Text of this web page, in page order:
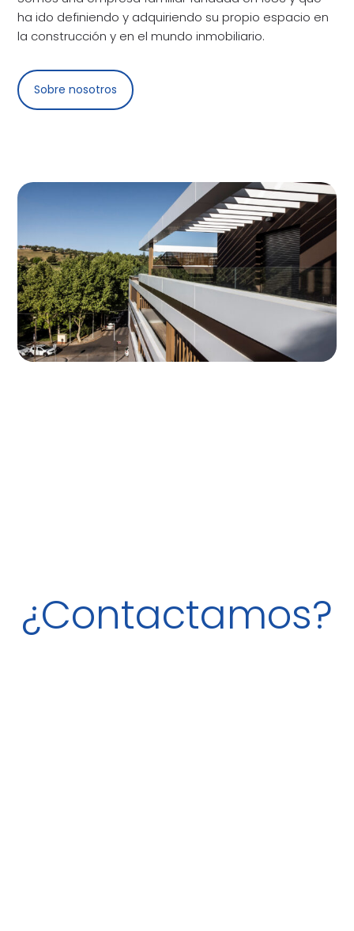
ha ido definiendo y adquiriendo su propio espacio en
la construcción y en el mundo inmobiliario.
Sobre nosotros
¿Contactamos?